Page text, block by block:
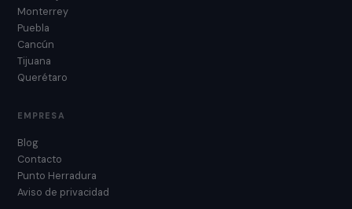
Monterrey
Puebla
Cancún
Tijuana
Querétaro
EMPRESA
Blog
Contacto
Punto Herradura
Aviso de privacidad